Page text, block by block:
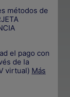
métodos de
el pago con
de la
virtual) Más